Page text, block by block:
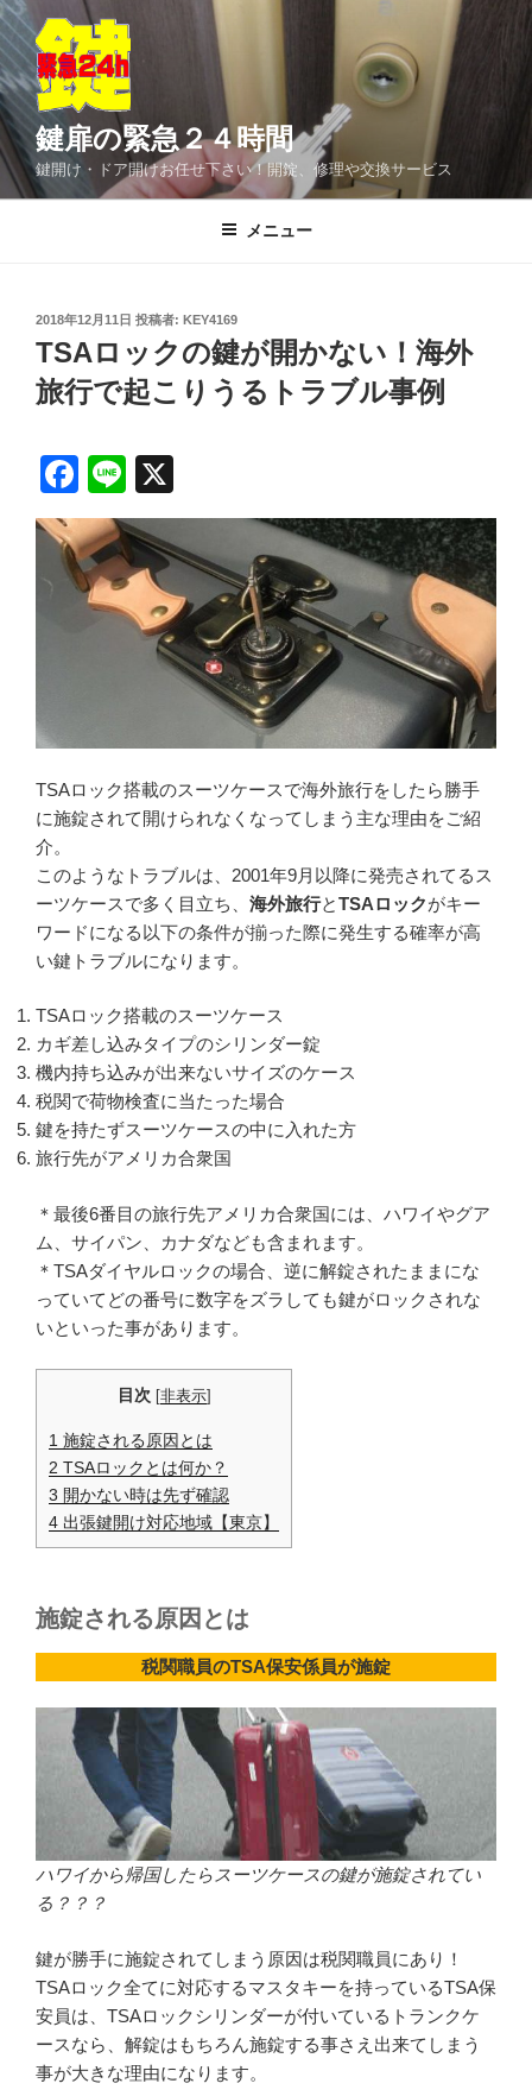
コ
ン
テ
ン
ツ
へ
ス
鍵扉の緊急２４時間
鍵開け・ドア開けお任せ下さい！開錠、修理や交換サービス
メニュー
投
稿
日:
2018年12月11日 投稿者: KEY4169
TSAロックの鍵が開かない！海外
旅行で起こりうるトラブル事例
F
a
c
e
b
k
Li
n
e
TSAロック搭載のスーツケースで海外旅行をしたら勝手
に施錠されて開けられなくなってしまう主な理由をご紹
介。
このようなトラブルは、2001年9月以降に発売されてるス
ーツケースで多く目立ち、 海外旅行とTSAロックがキー
ワードになる以下の条件が揃った際に発生する確率が高
い鍵トラブルになります。
TSAロック搭載のスーツケース
カギ差し込みタイプのシリンダー錠
機内持ち込みが出来ないサイズのケース
税関で荷物検査に当たった場合
鍵を持たずスーツケースの中に入れた方
旅行先がアメリカ合衆国
＊最後6番目の旅行先アメリカ合衆国には、ハワイやグア
ム、サイパン、カナダなども含まれます。
＊TSAダイヤルロックの場合、逆に解錠されたままにな
っていてどの番号に数字をズラしても鍵がロックされな
いといった事があります。
目次 [非表示]
1 施錠される原因とは
2 TSAロックとは何か？
3 開かない時は先ず確認
4 出張鍵開け対応地域【東京】
施錠される原因とは
税関職員のTSA保安係員が施錠
ハワイから帰国したらスーツケースの鍵が施錠されてい
る？？？
鍵が勝手に施錠されてしまう原因は税関職員にあり！
TSAロック全てに対応するマスタキーを持っているTSA保
安員は、TSAロックシリンダーが付いているトランクケ
ースなら、解錠はもちろん施錠する事さえ出来てしまう
事が大きな理由になります。